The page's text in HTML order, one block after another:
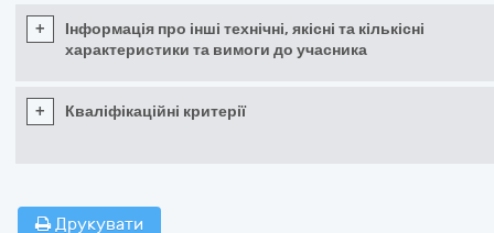
+
Інформація про інші технічні, якісні та кількісні
характеристики та вимоги до учасника
+ Кваліфікаційні критерії
Друкувати